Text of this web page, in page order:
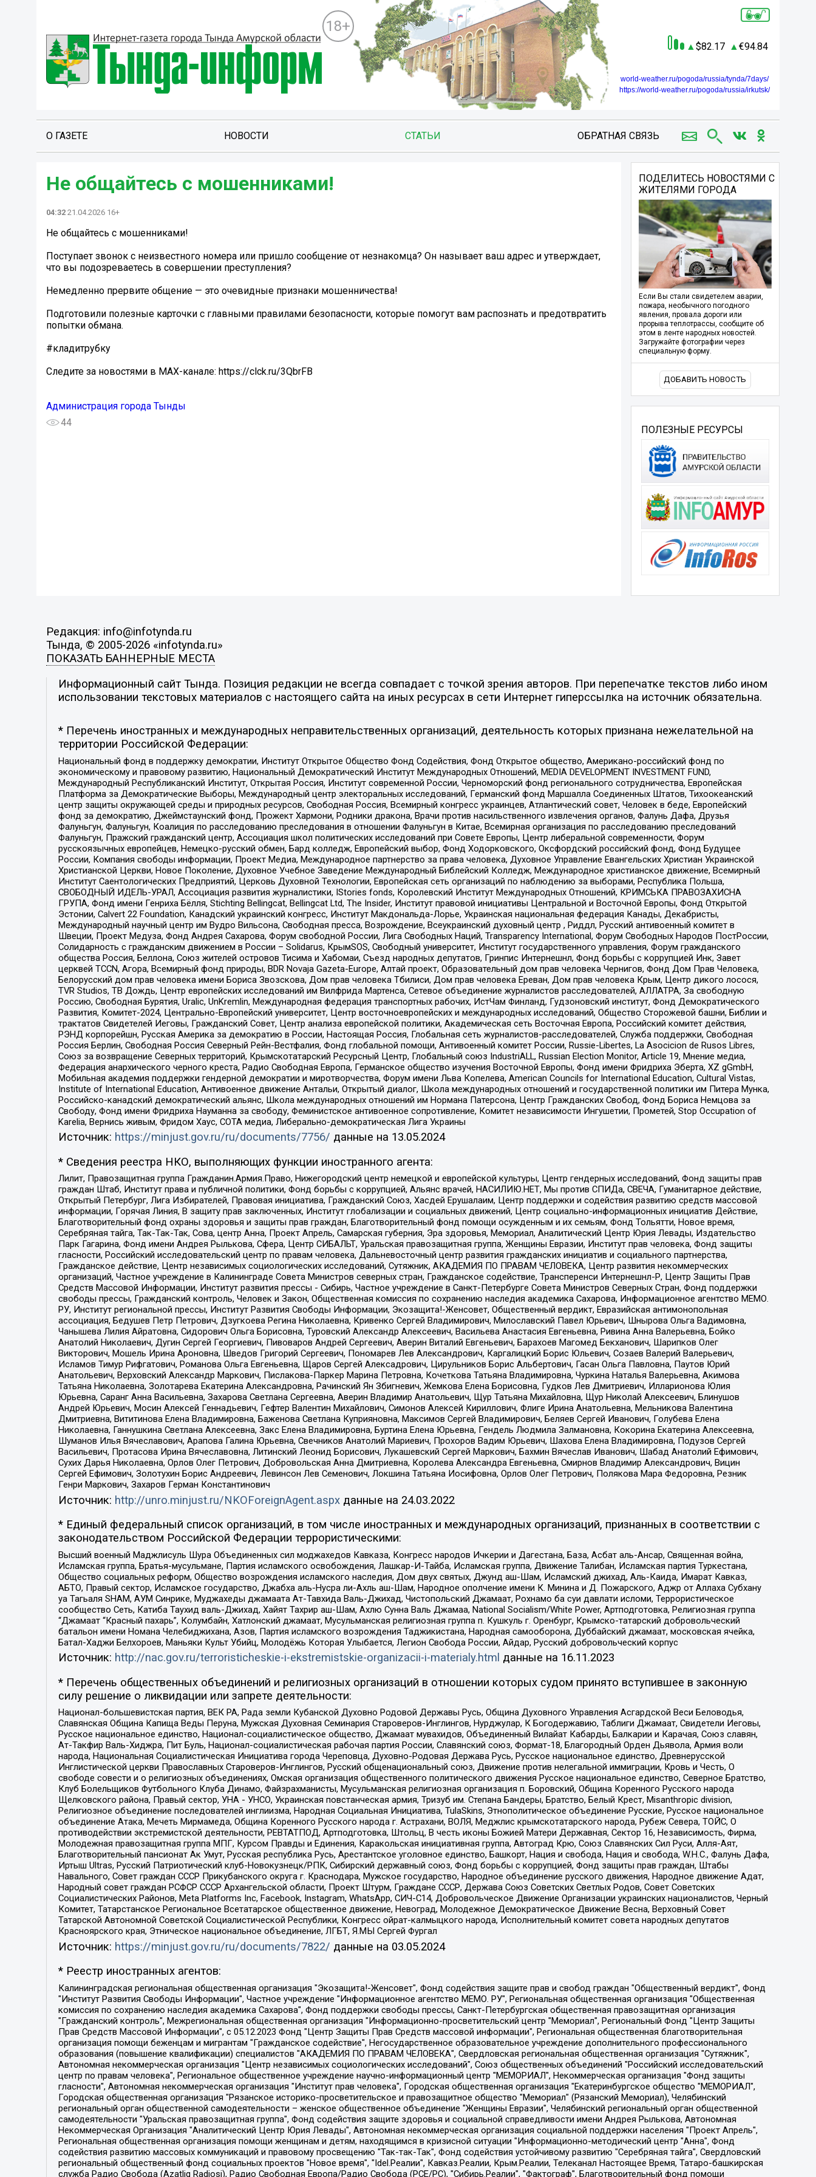
18+
82.17 94.84
world-weather.ru/pogoda/russia/tynda/7days/
https://world-weather.ru/pogoda/russia/irkutsk/
О ГАЗЕТЕ НОВОСТИ СТАТЬИ ОБРАТНАЯ СВЯЗЬ
Не общайтесь с мошенниками!
04:32 21.04.2026 16+
Не общайтесь с мошенниками!
Поступает звонок с неизвестного номера или пришло сообщение от незнакомца? Он называет ваш адрес и утверждает,
что вы подозреваетесь в совершении преступления?
Немедленно прервите общение — это очевидные признаки мошенничества!
Подготовили полезные карточки с главными правилами безопасности, которые помогут вам распознать и предотвратить
попытки обмана.
#кладитрубку
Следите за новостями в MAX-канале: https://clck.ru/3QbrFB
Администрация города Тынды
44
ПОДЕЛИТЕСЬ НОВОСТЯМИ С
ЖИТЕЛЯМИ ГОРОДА
Если Вы стали свидетелем аварии,
пожара, необычного погодного
явления, провала дороги или
прорыва теплотрассы, сообщите об
этом в ленте народных новостей.
Загружайте фотографии через
специальную форму.
ДОБАВИТЬ НОВОСТЬ
ПОЛЕЗНЫЕ РЕСУРСЫ
Редакция: info@infotynda.ru
Тында, © 2005-2026 «infotynda.ru»
ПОКАЗАТЬ БАННЕРНЫЕ МЕСТА
Информационный сайт Тында. Позиция редакции не всегда совпадает с точкой зрения авторов. При перепечатке текстов либо ином
использовании текстовых материалов с настоящего сайта на иных ресурсах в сети Интернет гиперссылка на источник обязательна.
* Перечень иностранных и международных неправительственных организаций, деятельность которых признана нежелательной на
территории Российской Федерации:
Национальный фонд в поддержку демократии, Институт Открытое Общество Фонд Содействия, Фонд Открытое общество, Американо-российский фонд по
экономическому и правовому развитию, Национальный Демократический Институт Международных Отношений, MEDIA DEVELOPMENT INVESTMENT FUND,
Международный Республиканский Институт, Открытая Россия, Институт современной России, Черноморский фонд регионального сотрудничества, Европейская
Платформа за Демократические Выборы, Международный центр электоральных исследований, Германский фонд Маршалла Соединенных Штатов, Тихоокеанский
центр защиты окружающей среды и природных ресурсов, Свободная Россия, Всемирный конгресс украинцев, Атлантический совет, Человек в беде, Европейский
фонд за демократию, Джеймстаунский фонд, Прожект Хармони, Родники дракона, Врачи против насильственного извлечения органов, Фалунь Дафа, Друзья
Фалуньгун, Фалуньгун, Коалиция по расследованию преследования в отношении Фалуньгун в Китае, Всемирная организация по расследованию преследований
Фалуньгун, Пражский гражданский центр, Ассоциация школ политических исследований при Совете Европы, Центр либеральной современности, Форум
русскоязычных европейцев, Немецко-русский обмен, Бард колледж, Европейский выбор, Фонд Ходорковского, Оксфордский российский фонд, Фонд Будущее
России, Компания свободы информации, Проект Медиа, Международное партнерство за права человека, Духовное Управление Евангельских Христиан Украинской
Христианской Церкви, Новое Поколение, Духовное Учебное Заведение Международный Библейский Колледж, Международное христианское движение, Всемирный
Институт Саентологических Предприятий, Церковь Духовной Технологии, Европейская сеть организаций по наблюдению за выборами, Республика Польша,
СВОБОДНЫЙ ИДЕЛЬ-УРАЛ, Ассоциация развития журналистики, IStories fonds, Королевский Институт Международных Отношений, КРИМСЬКА ПРАВОЗАХИСНА
ГРУПА, Фонд имени Генриха Бёлля, Stichting Bellingcat, Bellingcat Ltd, The Insider, Институт правовой инициативы Центральной и Восточной Европы, Фонд Открытой
Эстонии, Calvert 22 Foundation, Канадский украинский конгресс, Институт Макдональда-Лорье, Украинская национальная федерация Канады, Декабристы,
Международный научный центр им Вудро Вильсона, Свободная пресса, Возрождение, Всеукраинский духовный центр , Риддл, Русский антивоенный комитет в
Швеции, Проект Медуза, Фонд Андрея Сахарова, Форум свободной России, Лига Свободных Наций, Transparеncy International, Форум Свободных Народов ПостРоссии,
Солидарность с гражданским движением в России – Solidarus, КрымSOS, Свободный университет, Институт государственного управления, Форум гражданского
общества Россия, Беллона, Союз жителей островов Тисима и Хабомаи, Съезд народных депутатов, Гринпис Интернешнл, Фонд борьбы с коррупцией Инк, Завет
церквей TCCN, Агора, Всемирный фонд природы, BDR Novaja Gazeta-Europe, Алтай проект, Образовательный дом прав человека Чернигов, Фонд Дом Прав Человека,
Белорусский дом прав человека имени Бориса Звозскова, Дом прав человека Тбилиси, Дом прав человека Ереван, Дом прав человека Крым, Центр дикого лосося,
TVR Studios, ТВ Дождь, Центр европейских исследований им Вилфрида Мартенса, Сетевое объединение журналистов расследователей, АЛЛАТРА, За свободную
Россию, Свободная Бурятия, Uralic, UnKremlin, Международная федерация транспортных рабочих, ИстЧам Финланд, Гудзоновский институт, Фонд Демократического
Развития, Комитет-2024, Центрально-Европейский университет, Центр восточноевропейских и международных исследований, Общество Сторожевой башни, Библии и
трактатов Свидетелей Иеговы, Гражданский Совет, Центр анализа европейской политики, Академическая сеть Восточная Европа, Российский комитет действия,
РЭНД корпорейшн, Русская Америка за демократию в России, Настоящая Россия, Глобальная сеть журналистов-расследователей, Служба поддержки, Свободная
Россия Берлин, Свободная Россия Северный Рейн-Вестфалия, Фонд глобальной помощи, Антивоенный комитет России, Russie-Libertes, La Asocicion de Rusos Libres,
Союз за возвращение Северных территорий, Крымскотатарский Ресурсный Центр, Глобальный союз IndustriALL, Russian Election Monitor, Article 19, Мнение медиа,
Федерация анархического черного креста, Радио Свободная Европа, Германское общество изучения Восточной Европы, Фонд имени Фридриха Эберта, XZ gGmbH,
Мобильная академия поддержки гендерной демократии и миротворчества, Форум имени Льва Копелева, American Councils for International Education, Cultural Vistas,
Institute of International Education, Антивоенное движение Антальи, Открытый диалог, Школа международных отношений и государственной политики им Питера Мунка,
Российско-канадский демократический альянс, Школа международных отношений им Нормана Патерсона, Центр Гражданских Свобод, Фонд Бориса Немцова за
Свободу, Фонд имени Фридриха Науманна за свободу, Феминистское антивоенное сопротивление, Комитет независимости Ингушетии, Прометей, Stop Occupation of
Karelia, Вернись живым, Фридом Хаус, СОТА медиа, Либерально-демократическая Лига Украины
Источник: https://minjust.gov.ru/ru/documents/7756/ данные на 13.05.2024
* Сведения реестра НКО, выполняющих функции иностранного агента:
Лилит, Правозащитная группа Гражданин.Армия.Право, Нижегородский центр немецкой и европейской культуры, Центр гендерных исследований, Фонд защиты прав
граждан Штаб, Институт права и публичной политики, Фонд борьбы с коррупцией, Альянс врачей, НАСИЛИЮ.НЕТ, Мы против СПИДа, СВЕЧА, Гуманитарное действие,
Открытый Петербург, Лига Избирателей, Правовая инициатива, Гражданский Союз, Хасдей Ерушалаим, Центр поддержки и содействия развитию средств массовой
информации, Горячая Линия, В защиту прав заключенных, Институт глобализации и социальных движений, Центр социально-информационных инициатив Действие,
Благотворительный фонд охраны здоровья и защиты прав граждан, Благотворительный фонд помощи осужденным и их семьям, Фонд Тольятти, Новое время,
Серебряная тайга, Так-Так-Так, Сова, центр Анна, Проект Апрель, Самарская губерния, Эра здоровья, Мемориал, Аналитический Центр Юрия Левады, Издательство
Парк Гагарина, Фонд имени Андрея Рылькова, Сфера, Центр СИБАЛЬТ, Уральская правозащитная группа, Женщины Евразии, Институт прав человека, Фонд защиты
гласности, Российский исследовательский центр по правам человека, Дальневосточный центр развития гражданских инициатив и социального партнерства,
Гражданское действие, Центр независимых социологических исследований, Сутяжник, АКАДЕМИЯ ПО ПРАВАМ ЧЕЛОВЕКА, Центр развития некоммерческих
организаций, Частное учреждение в Калининграде Совета Министров северных стран, Гражданское содействие, Трансперенси Интернешнл-Р, Центр Защиты Прав
Средств Массовой Информации, Институт развития прессы - Сибирь, Частное учреждение в Санкт-Петербурге Совета Министров Северных Стран, Фонд поддержки
свободы прессы, Гражданский контроль, Человек и Закон, Общественная комиссия по сохранению наследия академика Сахарова, Информационное агентство МЕМО.
РУ, Институт региональной прессы, Институт Развития Свободы Информации, Экозащита!-Женсовет, Общественный вердикт, Евразийская антимонопольная
ассоциация, Бедушев Петр Петрович, Дзугкоева Регина Николаевна, Кривенко Сергей Владимирович, Милославский Павел Юрьевич, Шнырова Ольга Вадимовна,
Чанышева Лилия Айратовна, Сидорович Ольга Борисовна, Туровский Александр Алексеевич, Васильева Анастасия Евгеньевна, Ривина Анна Валерьевна, Бойко
Анатолий Николаевич, Дугин Сергей Георгиевич, Пивоваров Андрей Сергеевич, Аверин Виталий Евгеньевич, Барахоев Магомед Бекханович, Шарипков Олег
Викторович, Мошель Ирина Ароновна, Шведов Григорий Сергеевич, Пономарев Лев Александрович, Каргалицкий Борис Юльевич, Созаев Валерий Валерьевич,
Исламов Тимур Рифгатович, Романова Ольга Евгеньевна, Щаров Сергей Алексадрович, Цирульников Борис Альбертович, Гасан Ольга Павловна, Паутов Юрий
Анатольевич, Верховский Александр Маркович, Пислакова-Паркер Марина Петровна, Кочеткова Татьяна Владимировна, Чуркина Наталья Валерьевна, Акимова
Татьяна Николаевна, Золотарева Екатерина Александровна, Рачинский Ян Збигневич, Жемкова Елена Борисовна, Гудков Лев Дмитриевич, Илларионова Юлия
Юрьевна, Саранг Анна Васильевна, Захарова Светлана Сергеевна, Аверин Владимир Анатольевич, Щур Татьяна Михайловна, Щур Николай Алексеевич, Блинушов
Андрей Юрьевич, Мосин Алексей Геннадьевич, Гефтер Валентин Михайлович, Симонов Алексей Кириллович, Флиге Ирина Анатольевна, Мельникова Валентина
Дмитриевна, Вититинова Елена Владимировна, Баженова Светлана Куприяновна, Максимов Сергей Владимирович, Беляев Сергей Иванович, Голубева Елена
Николаевна, Ганнушкина Светлана Алексеевна, Закс Елена Владимировна, Буртина Елена Юрьевна, Гендель Людмила Залмановна, Кокорина Екатерина Алексеевна,
Шуманов Илья Вячеславович, Арапова Галина Юрьевна, Свечников Анатолий Мариевич, Прохоров Вадим Юрьевич, Шахова Елена Владимировна, Подузов Сергей
Васильевич, Протасова Ирина Вячеславовна, Литинский Леонид Борисович, Лукашевский Сергей Маркович, Бахмин Вячеслав Иванович, Шабад Анатолий Ефимович,
Сухих Дарья Николаевна, Орлов Олег Петрович, Добровольская Анна Дмитриевна, Королева Александра Евгеньевна, Смирнов Владимир Александрович, Вицин
Сергей Ефимович, Золотухин Борис Андреевич, Левинсон Лев Семенович, Локшина Татьяна Иосифовна, Орлов Олег Петрович, Полякова Мара Федоровна, Резник
Генри Маркович, Захаров Герман Константинович
Источник: http://unro.minjust.ru/NKOForeignAgent.aspxданные на 24.03.2022
* Единый федеральный список организаций, в том числе иностранных и международных организаций, признанных в соответствии с
законодательством Российской Федерации террористическими:
Высший военный Маджлисуль Шура Объединенных сил моджахедов Кавказа, Конгресс народов Ичкерии и Дагестана, База, Асбат аль-Ансар, Священная война,
Исламская группа, Братья-мусульмане, Партия исламского освобождения, Лашкар-И-Тайба, Исламская группа, Движение Талибан, Исламская партия Туркестана,
Общество социальных реформ, Общество возрождения исламского наследия, Дом двух святых, Джунд аш-Шам, Исламский джихад, Аль-Каида, Имарат Кавказ,
АБТО, Правый сектор, Исламское государство, Джабха аль-Нусра ли-Ахль аш-Шам, Народное ополчение имени К. Минина и Д. Пожарского, Аджр от Аллаха Субхану
уа Тагьаля SHAM, АУМ Синрике, Муджахеды джамаата Ат-Тавхида Валь-Джихад, Чистопольский Джамаат, Рохнамо ба суи давлати исломи, Террористическое
сообщество Сеть, Катиба Таухид валь-Джихад, Хайят Тахрир аш-Шам, Ахлю Сунна Валь Джамаа, National Socialism/White Power, Артподготовка, Религиозная группа
“Джамаат “Красный пахарь”, Колумбайн, Хатлонский джамаат, Мусульманская религиозная группа п. Кушкуль г. Оренбург, Крымско-татарский добровольческий
батальон имени Номана Челебиджихана, Азов, Партия исламского возрождения Таджикистана, Народная самооборона, Дуббайский джамаат, московская ячейка,
Батал-Хаджи Белхороев, Маньяки Культ Убийц, Молодёжь Которая Улыбается, Легион Свобода России, Айдар, Русский добровольческий корпус
Источник: http://nac.gov.ru/terroristicheskie-i-ekstremistskie-organizacii-i-materialy.html данные на 16.11.2023
* Перечень общественных объединений и религиозных организаций в отношении которых судом принято вступившее в законную
силу решение о ликвидации или запрете деятельности:
Национал-большевистская партия, ВЕК РА, Рада земли Кубанской Духовно Родовой Державы Русь, Община Духовного Управления Асгардской Веси Беловодья,
Славянская Община Капища Веды Перуна, Мужская Духовная Семинария Староверов-Инглингов, Нурджулар, К Богодержавию, Таблиги Джамаат, Свидетели Иеговы,
Русское национальное единство, Национал-социалистическое общество, Джамаат мувахидов, Объединенный Вилайат Кабарды, Балкарии и Карачая, Союз славян,
Ат-Такфир Валь-Хиджра, Пит Буль, Национал-социалистическая рабочая партия России, Славянский союз, Формат-18, Благородный Орден Дьявола, Армия воли
народа, Национальная Социалистическая Инициатива города Череповца, Духовно-Родовая Держава Русь, Русское национальное единство, Древнерусской
Инглистической церкви Православных Староверов-Инглингов, Русский общенациональный союз, Движение против нелегальной иммиграции, Кровь и Честь, О
свободе совести и о религиозных объединениях, Омская организация общественного политического движения Русское национальное единство, Северное Братство,
Клуб Болельщиков Футбольного Клуба Динамо, Файзрахманисты, Мусульманская религиозная организация п. Боровский, Община Коренного Русского народа
Щелковского района, Правый сектор, УНА - УНСО, Украинская повстанческая армия, Тризуб им. Степана Бандеры, Братство, Белый Крест, Misanthropic division,
Религиозное объединение последователей инглиизма, Народная Социальная Инициатива, TulaSkins, Этнополитическое объединение Русские, Русское национальное
объединение Атака, Мечеть Мирмамеда, Община Коренного Русского народа г. Астрахани, ВОЛЯ, Меджлис крымскотатарского народа, Рубеж Севера, ТОЙС, О
противодействии экстремистской деятельности, РЕВТАТПОД, Артподготовка, Штольц, В честь иконы Божией Матери Державная, Сектор 16, Независимость, Фирма,
Молодежная правозащитная группа МПГ, Курсом Правды и Единения, Каракольская инициативная группа, Автоград Крю, Союз Славянских Сил Руси, Алля-Аят,
Благотворительный пансионат Ак Умут, Русская республика Русь, Арестантское уголовное единство, Башкорт, Нация и свобода, Нация и свобода, W.H.С., Фалунь Дафа,
Иртыш Ultras, Русский Патриотический клуб-Новокузнецк/РПК, Сибирский державный союз, Фонд борьбы с коррупцией, Фонд защиты прав граждан, Штабы
Навального, Совет граждан СССР Прикубанского округа г. Краснодара, Мужское государство, Народное объединение русского движения, Народное движение Адат,
Народный совет граждан РСФСР СССР Архангельской области, Проект Штурм, Граждане СССР, Держава Союз Советских Светлых Родов, Совет Советских
Социалистических Районов, Meta Platforms Inc, Facebook, Instagram, WhatsApp, СИЧ-С14, Добровольческое Движение Организации украинских националистов, Черный
Комитет, Татарстанское Региональное Всетатарское общественное движение, Невоград, Молодежное Демократическое Движение Весна, Верховный Совет
Татарской Автономной Советской Социалистической Республики, Конгресс ойрат-калмыцкого народа, Исполнительный комитет совета народных депутатов
Красноярского края, Этническое национальное объединение, ЛГБТ, Я.МЫ Сергей Фургал
Источник: https://minjust.gov.ru/ru/documents/7822/ данные на 03.05.2024
* Реестр иностранных агентов:
Калининградская региональная общественная организация "Экозащита!-Женсовет", Фонд содействия защите прав и свобод граждан "Общественный вердикт", Фонд "Институт Развития Свободы Информации", Частное учреждение "Информационное агентство МЕМО. РУ", Региональная общественная организация "Общественная комиссия по сохранению наследия академика Сахарова", Фонд поддержки свободы прессы, Санкт-Петербургская общественная правозащитная организация "Гражданский контроль", Межрегиональная общественная организация "Информационно-просветительский центр "Мемориал", Региональный Фонд "Центр Защиты Прав Средств Массовой Информации", с 05.12.2023 Фонд "Центр Защиты Прав Средств массовой информации", Региональная общественная благотворительная организация помощи беженцам и мигрантам "Гражданское содействие", Негосударственное образовательное учреждение дополнительного профессионального образования (повышение квалификации) специалистов "АКАДЕМИЯ ПО ПРАВАМ ЧЕЛОВЕКА", Свердловская региональная общественная организация "Сутяжник", Автономная некоммерческая организация "Центр независимых социологических исследований", Союз общественных объединений "Российский исследовательский центр по правам человека", Региональное общественное учреждение научно-информационный центр "МЕМОРИАЛ", Некоммерческая организация "Фонд защиты гласности", Автономная некоммерческая организация "Институт прав человека", Городская общественная организация "Екатеринбургское общество "МЕМОРИАЛ", Городская общественная организация "Рязанское историко-просветительское и правозащитное общество "Мемориал" (Рязанский Мемориал), Челябинский региональный орган общественной самодеятельности – женское общественное объединение "Женщины Евразии", Челябинский региональный орган общественной самодеятельности "Уральская правозащитная группа", Фонд содействия защите здоровья и социальной справедливости имени Андрея Рылькова, Автономная Некоммерческая Организация "Аналитический Центр Юрия Левады", Автономная некоммерческая организация социальной поддержки населения "Проект Апрель", Региональная общественная организация помощи женщинам и детям, находящимся в кризисной ситуации "Информационно-методический центр "Анна", Фонд содействия развитию массовых коммуникаций и правовому просвещению "Так-так-Так", Фонд содействия устойчивому развитию "Серебряная тайга", Свердловский региональный общественный фонд социальных проектов "Новое время", "Idel.Реалии", Кавказ.Реалии, Крым.Реалии, Телеканал Настоящее Время, Татаро-башкирская служба Радио Свобода (Azatliq Radiosi), Радио Свободная Европа/Радио Свобода (PCE/PC), "Сибирь.Реалии", "Фактограф", Благотворительный фонд помощи осужденным и их семьям, Автономная некоммерческая организация "Институт глобализации и социальных движений", Фонд "В защиту прав заключенных", Частное учреждение "Центр поддержки и содействия развитию средств массовой информации", Пензенский региональный общественный благотворительный фонд "Гражданский союз", "Север.Реалии", Некоммерческая организация Фонд "Правовая инициатива", Общество с ограниченной ответственностью "Радио Свободная Европа/Радио Свобода", Чешское информационное агентство "MEDIUM-ORIENT", Красноярская региональная общественная организация "Мы против СПИДа", Камалягин Денис Николаевич, Маркелов Сергей Евгеньевич, Пономарев Лев Александрович, Савицкая Людмила Алексеевна, Автономная некоммерческая организация "Центр по работе с проблемой насилия "НАСИЛИЮ.НЕТ", Межрегиональный профессиональный союз работников здравоохранения "Альянс врачей", Юридическое лицо, зарегистрированное в Латвийской Республике, SIA "Medusa Project" (регистрационный номер 40103797863, дата регистрации 10.06.2014), Некоммерческая организация "Фонд по борьбе с коррупцией", Автономная некоммерческая организация "Институт права и публичной политики", Баданин Роман Сергеевич, Гликин Максим Александрович, Железнова Мария Михайловна, Лукьянова Юлия Сергеевна, Маетная Елизавета Витальевна, Маняхин Петр Борисович, Чуракова Ольга Владимировна, Ярош Юлия Петровна, Юридическое лицо "The Insider SIA", зарегистрированное в Риге, Латвийская Республика (дата регистрации 26.06.2015), являющееся администратором доменного имени интернет-издания "The Insider SIA", https://theins.ru, Постернак Алексей Евгеньевич, Рубин Михаил Аркадьевич, Анин Роман Александрович, Юридическое лицо Istories fonds, зарегистрированное в Латвийской Республике (регистрационный номер 50008295751, дата регистрации 24.02.2020), Великовский Дмитрий Александрович, Долинина Ирина Николаевна, Мароховская Алеся Алексеевна, Шлейнов Роман Юрьевич, Шмагун Олеся Валентиновна, Общество с ограниченной ответственностью "Альтаир 2021", Общество с ограниченной ответственностью "Вега 2021", Общество с ограниченной ответственностью "Главный редактор 2021", Общество с ограниченной ответственностью "Ромашки монолит", Важенков Артем Валерьевич, Ивановская областная общественная организация "Центр гендерных исследований", Гурман Юрий Альбертович, Медиапроект "ОВД-Инфо", Егоров Владимир Владимирович, Жилинский Владимир Александрович, Общество с ограниченной ответственностью "ЗП", Иванова София Юрьевна, Карезина Инна Павловна, Кильтау Екатерина Викторовна, Петров Алексей Викторович, Пискунов Сергей Евгеньевич, Смирнов Сергей Сергеевич, Тихонов Михаил Сергеевич, Общество с ограниченной ответственностью "ЖУРНАЛИСТ-ИНОСТРАННЫЙ АГЕНТ", Арапова Галина Юрьевна, Вольтская Татьяна Анатольевна, Американская компания "Mason G.E.S. Anonymous Foundation" (США), являющаяся владельцем интернет-издания https://mnews.world/, Компания "Stichting Bellingcat", зарегистрированная в Нидерландах (дата регистрации 11.07.2018), Захаров Андрей Вячеславович, Клепиковская Екатерина Дмитриевна, Общество с ограниченной ответственностью "МЕМО", Перл Роман Александрович, Симонов Евгений Алексеевич, Соловьева Елена Анатольевна, Сотников Даниил Владимирович, Сурначева Елизавета Дмитриевна, Автономная некоммерческая организация по защите прав человека и информированию населения "Якутия – Наше Мнение", Общество с ограниченной ответственностью "Москоу диджитал медиа", с 26.01.2023 Общество с ограниченной ответственностью "Чайка Белые сады", Ветошкина Валерия Валерьевна, Заговора Максим Александрович, Межрегиональное общественное движение "Российская ЛГБТ - сеть", Оленичев Максим Владимирович, Павлов Иван Юрьевич, Скворцова Елена Сергеевна, Общество с ограниченной ответственностью "Как бы инагент", Кочетков Игорь Викторович, Общество с ограниченной ответственностью "Честные выборы", Еланчик Олег Александрович, Общество с ограниченной ответственностью "Нобелевский призыв", Гималова Регина Эмилевна, Григорьев Андрей Валерьевич, Григорьева Алина Александровна, Ассоциация по содействию защите прав призывников, альтернативнослужащих и военнослужащих "Правозащитная группа "Гражданин.Армия.Право", Хисамова Регина Фаритовна, Автономная некоммерческая организация по реализации социально-правовых программ "Лилит", Дальневосточное общественное движение "Маяк", Санкт-Петербургская ЛГБТ-инициативная группа "Выход", Инициативная группа ЛГБТ+ "Реверс", Алексеев Андрей Викторович, Бекбулатова Таисия Львовна, Беляев Иван Михайлович, Владыкина Елена Сергеевна, Гельман Марат Александрович, Никульшина Вероника Юрьевна, Толоконникова Надежда Андреевна, Шендерович Виктор Анатольевич, Общество с ограниченной ответственностью "Данное сообщение", Общество с ограниченной ответственностью Издательский дом "Новая глава", Айнбиндер Александра Александровна, Московский комьюнити-центр для ЛГБТ+инициатив, Благотворительный фонд развития филантропии, Deutsche Welle (Германия, Kurt-Schumacher-Strasse 3, 53113 Bonn), Борзунова Мария Михайловна, Воробьев Виктор Викторович, Голубева Анна Львовна, Константинова Алла Михайловна, Малкова Ирина Владимировна, Мурадов Мурад Абдулгалимович, Осетинская Елизавета Николаевна, Понасенков Евгений Николаевич, Ганапольский Матвей Юрьевич, Киселев Евгений Алексеевич, Борухович Ирина Григорьевна, Дремин Иван Тимофеевич, Дубровский Дмитрий Викторович, Красноярская региональная общественная организация поддержки и развития альтернативных образовательных технологий и межкультурных коммуникаций "ИНТЕРРА", Маяковская Екатерина Алексеевна, Фейгин Марк Захарович, Филимонов Андрей Викторович, Дзугкоева Регина Николаевна, Доброхотов Роман Александрович, Дудь Юрий Александрович, Елкин Сергей Владимирович, Кругликов Кирилл Игоревич, Сабунаева Мария Леонидовна, Семенов Алексей Владимирович, Шаинян Карен Багратович, Шульман Екатерина Михайловна, Асафьев Артур Валерьевич, Вахштайн Виктор Семенович, Венедиктов Алексей Алексеевич, Лушникова Екатерина Евгеньевна, Волков Леонид Михайлович, Невзоров Александр Глебович, Пархоменко Сергей Борисович, Сироткин Ярослав Николаевич, Кара-Мурза Владимир Владимирович, Баранова Наталья Владимировна, Гозман Леонид Яковлевич, Кагарлицкий Борис Юльевич, Климарев Михаил Валерьевич, Милов Владимир Станиславович, Автономная некоммерческая организация Краснодарский центр современного искусства "Типография", Моргенштерн Алишер Тагирович, Соболь Любовь Эдуардовна, Общество с ограниченной ответственностью "ЛИЗА НОРМ", Каспаров Гарри Кимович, Ходорковский Михаил Борисович, Общество с ограниченной ответственностью "Апрельские тезисы", Данилович Ирина Брониславовна, Кашин Олег Владимирович, Петров Николай Владимирович, Пивоваров Алексей Владимирович, Соколов Михаил Владимирович, Цветкова Юлия Владимировна, Чичваркин Евгений Александрович, Комитет против пыток/Команда против пыток, Общество с ограниченной ответственностью "Первый научный", Общество с ограниченной ответственностью "Вертолет и ко", Белоцерковская Вероника Борисовна, Кац Максим Евгеньевич, Лазарева Татьяна Юрьевна, Шаведдинов Руслан Табризович, Яшин Илья Валерьевич, Общество с ограниченной ответственностью "Иноагент ААВ", Алешковский Дмитрий Петрович, Альбац Евгения Марковна, Быков Дмитрий Львович, Галямина Юлия Евгеньевна, Лойко Сергей Леонидович, Мартынов Кирилл Константинович, Медведев Сергей Александрович, Крашенинников Федор Геннадиевич, Гордеева Катерина Вл